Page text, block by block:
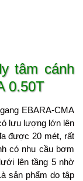
tâm cánh
0.50T
EBARA-CMA
lưu lượng lớn lên
được 20 mét, rất
có nhu cầu bơm
lên tầng 5 nhờ
sản phẩm do tập